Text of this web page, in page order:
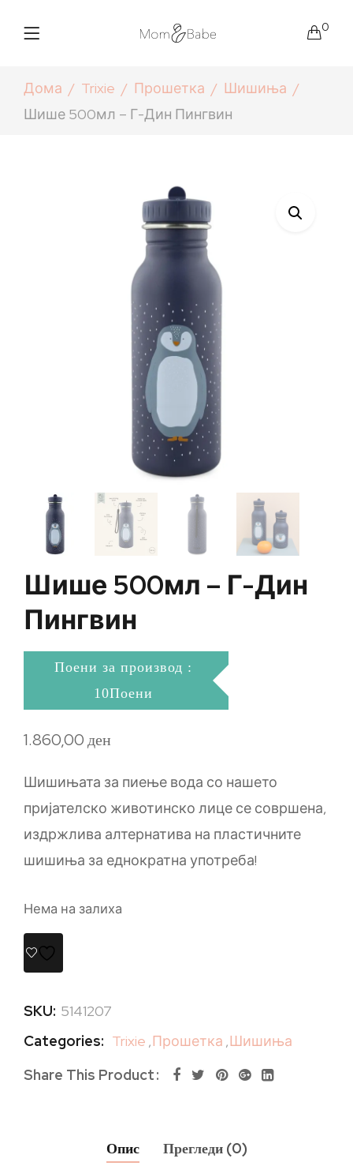
0
Дома Trixie Прошетка
Шишиња
Шише 500мл – Г-Дин Пингвин
Шише 500мл – Г-Дин
Пингвин
Поени за производ :
10Поени
1.860,00ден
Шишињата за пиење вода со нашето
пријателско животинско лице се совршена,
издржлива алтернатива на пластичните
шишиња за еднократна употреба!
Нема на залиха
SKU: 5141207
Categories: Trixie ,Прошетка ,Шишиња
Share This Product
Опис Прегледи (0)